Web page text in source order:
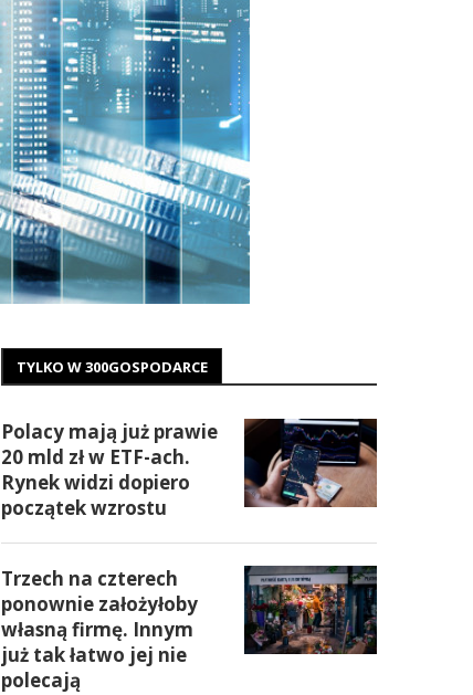
TYLKO W 300GOSPODARCE
Polacy mają już prawie
20 mld zł w ETF-ach.
Rynek widzi dopiero
początek wzrostu
Trzech na czterech
ponownie założyłoby
własną firmę. Innym
już tak łatwo jej nie
polecają